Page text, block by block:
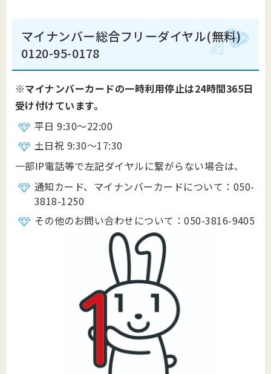
マイナンバー総合フリーダイヤル(無料)
0120-95-0178
※マイナンバーカードの一時利用停止は24時間365日
受け付けています。
平日 9:30～22:00
土日祝 9:30～17:30
一部IP電話等で左記ダイヤルに繋がらない場合は、
通知カード、マイナンバーカードについて：050-
3818-1250
その他のお問い合わせについて：050-3816-9405